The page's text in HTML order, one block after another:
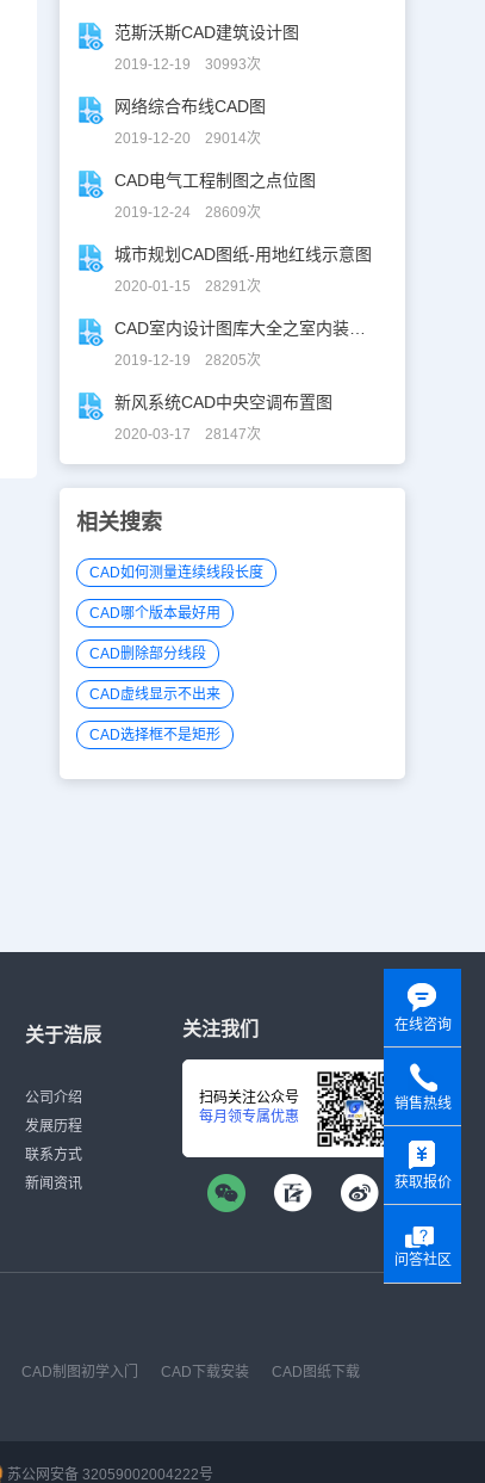
范斯沃斯CAD建筑设计图
2019-12-19 30993次
网络综合布线CAD图
2019-12-20 29014次
CAD电气工程制图之点位图
2019-12-24 28609次
城市规划CAD图纸-用地红线示意图
2020-01-15 28291次
2019-12-19 28205次
新风系统CAD中央空调布置图
2020-03-17 28147次
相关搜索
CAD如何测量连续线段长度
CAD哪个版本最好用
CAD删除部分线段
CAD虚线显示不出来
CAD选择框不是矩形
关于浩辰
公司介绍
发展历程
联系方式
新闻资讯
关注我们
扫码关注公众号
每月领专属优惠
CAD制图初学入门 CAD下载安装
CAD图纸下载
苏公网安备 32059002004222号
在线咨询
销售热线
获取报价
问答社区